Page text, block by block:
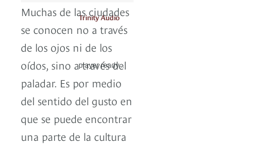
Trinity Audio
player ready...
Muchas de las ciudades
se conocen no a través
de los ojos ni de los
oídos, sino a través del
paladar. Es por medio
del sentido del gusto en
que se puede encontrar
una parte de la cultura